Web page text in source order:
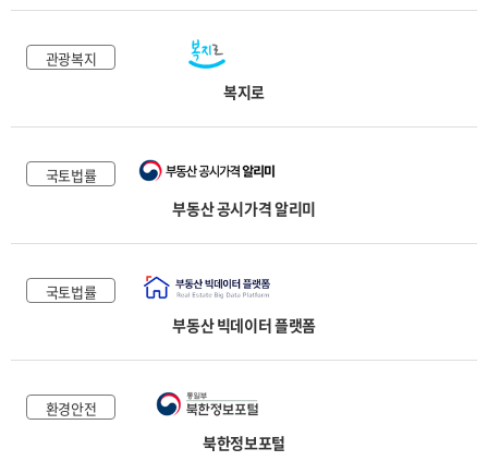
관광복지
복지로
국토법률
부동산 공시가격 알리미
국토법률
부동산 빅데이터 플랫폼
환경안전
북한정보포털